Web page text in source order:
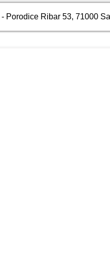
- Porodice Ribar 53, 71000